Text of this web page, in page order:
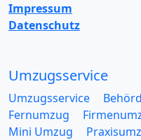
Impressum
Datenschutz
Umzugsservice
Umzugsservice
Fernumzug
Mini Umzug